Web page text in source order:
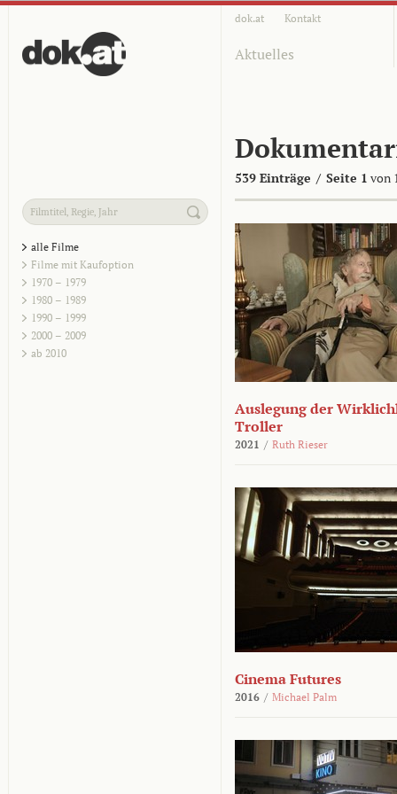
dok.at Kontakt
Aktuelles
539 Einträge / Seite 1 von
alle Filme
Filme mit Kaufoption
1970 – 1979
1980 – 1989
1990 – 1999
2000 – 2009
ab 2010
Auslegung der
Troller
2021 / Ruth Rieser
Cinema Futures
2016 / Michael Palm